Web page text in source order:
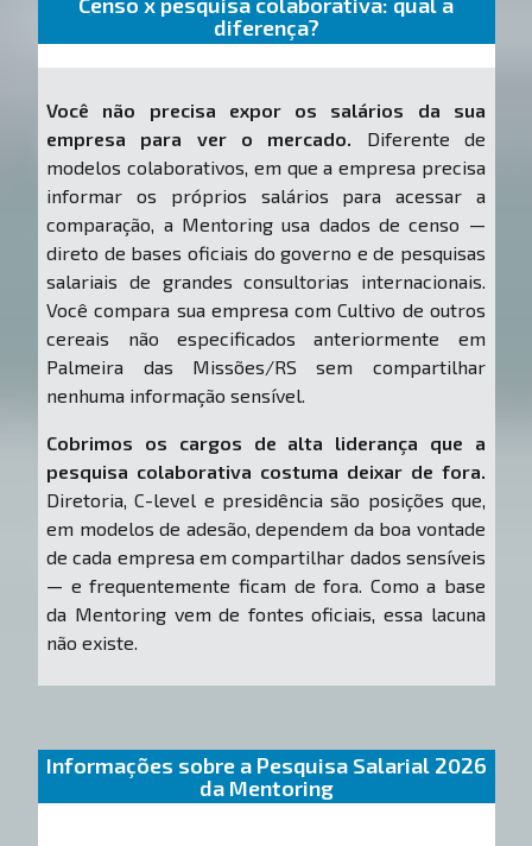
Censo x pesquisa colaborativa: qual a
diferença?
Você não precisa expor os salários da sua
empresa para ver o mercado. Diferente de
modelos colaborativos, em que a empresa precisa
informar os próprios salários para acessar a
comparação, a Mentoring usa dados de censo —
direto de bases oficiais do governo e de pesquisas
salariais de grandes consultorias internacionais.
Você compara sua empresa com Cultivo de outros
cereais não especificados anteriormente em
Palmeira das Missões/RS sem compartilhar
nenhuma informação sensível.
Cobrimos os cargos de alta liderança que a
pesquisa colaborativa costuma deixar de fora.
Diretoria, C-level e presidência são posições que,
em modelos de adesão, dependem da boa vontade
de cada empresa em compartilhar dados sensíveis
— e frequentemente ficam de fora. Como a base
da Mentoring vem de fontes oficiais, essa lacuna
não existe.
Informações sobre a Pesquisa Salarial 2026
da Mentoring